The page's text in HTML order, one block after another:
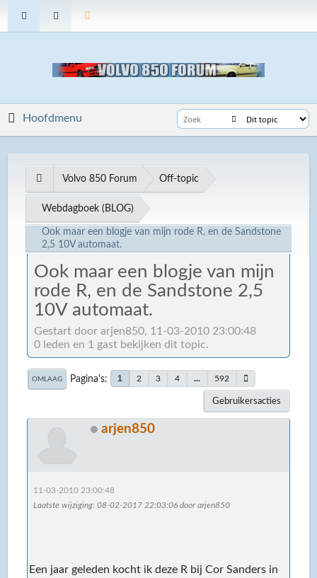
Hoofdmenu
Volvo 850 Forum Off-topic
Webdagboek (BLOG)
Ook maar een blogje van mijn rode R, en de Sandstone
2,5 10V automaat.
Ook maar een blogje van mijn
rode R, en de Sandstone 2,5
10V automaat.
Gestart door arjen850, 11-03-2010 23:00:48
0 leden en 1 gast bekijken dit topic.
OMLAAG Pagina's 1 2 3 4 ... 592
Gebruikersacties
arjen850
11-03-2010 23:00:48
Laatste wijziging: 08-02-2017 22:03:06 door arjen850
Een jaar geleden kocht ik deze R bij Cor Sanders in